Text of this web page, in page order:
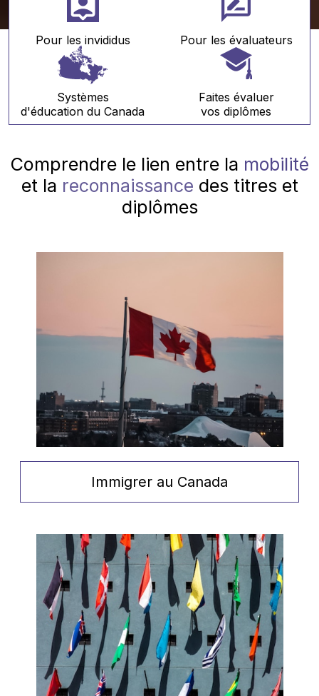
Pour les invididus Pour les évaluateurs
Systèmes
d'éducation du Canada
Faites évaluer
vos diplômes
Comprendre le lien entre la mobilité
et la reconnaissance des titres et
diplômes
Immigrer au Canada